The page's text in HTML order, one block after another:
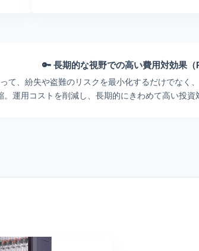
🔑 長期的な視野での高い費用対効果（
て、紛失や盗難のリスクを最小化するだけでなく
。運用コストを削減し、長期的にきわめて高い投資